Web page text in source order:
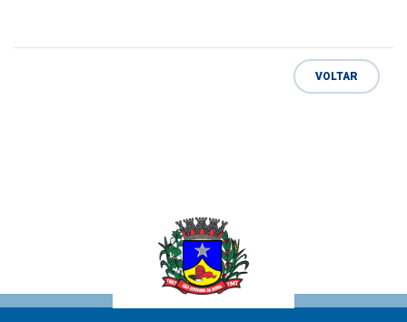
VOLTAR